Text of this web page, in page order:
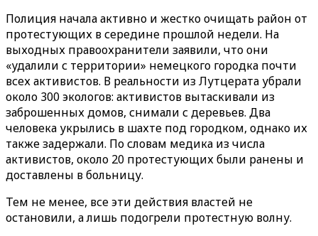
Полиция начала активно и жестко очищать район от
протестующих в середине прошлой недели. На
выходных правоохранители заявили, что они
«удалили с территории» немецкого городка почти
всех активистов. В реальности из Лутцерата убрали
около 300 экологов: активистов вытаскивали из
заброшенных домов, снимали с деревьев. Два
человека укрылись в шахте под городком, однако их
также задержали. По словам медика из числа
активистов, около 20 протестующих были ранены и
доставлены в больницу.
Тем не менее, все эти действия властей не
остановили, а лишь подогрели протестную волну.